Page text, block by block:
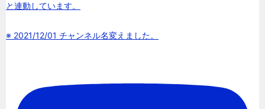
と連動しています。
※ 2021/12/01 チャンネル名変えました。